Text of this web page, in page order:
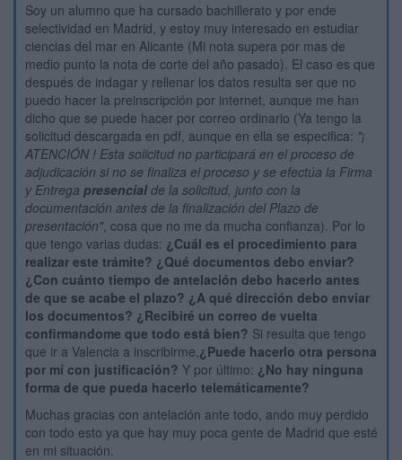
Soy un alumno que ha cursado bachillerato y por ende
selectividad en Madrid, y estoy muy interesado en estudiar
ciencias del mar en Alicante (Mi nota supera por mas de
medio punto la nota de corte del año pasado). El caso es que
después de indagar y rellenar los datos resulta ser que no
puedo hacer la preinscripción por internet, aunque me han
dicho que se puede hacer por correo ordinario (Ya tengo la
solicitud descargada en pdf, aunque en ella se especifica: "¡
ATENCIÓN ! Esta solicitud no participará en el proceso de
adjudicación si no se finaliza el proceso y se efectúa la Firma
y Entrega presencial de la solicitud, junto con la
documentación antes de la finalización del Plazo de
presentación", cosa que no me da mucha confianza). Por lo
que tengo varias dudas: ¿Cuál es el procedimiento para
realizar este trámite? ¿Qué documentos debo enviar?
¿Con cuánto tiempo de antelación debo hacerlo antes
de que se acabe el plazo? ¿A qué dirección debo enviar
los documentos? ¿Recibiré un correo de vuelta
confirmandome que todo está bien? Si resulta que tengo
que ir a Valencia a inscribirme,¿Puede hacerlo otra persona
por mí con justificación? Y por último: ¿No hay ninguna
forma de que pueda hacerlo telemáticamente?
Muchas gracias con antelación ante todo, ando muy perdido
con todo esto ya que hay muy poca gente de Madrid que esté
en mi situación.